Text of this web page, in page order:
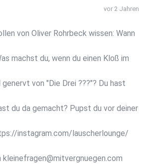
vor 2 Jahren
von Oliver Rohrbeck wissen: Wann
machst du, wenn du einen Kloß im
von "Die Drei ???"? Du hast
du da gemacht? Pupst du vor deiner
instagram.com/lauscherlounge/
kleinefragen@mitvergnuegen.com